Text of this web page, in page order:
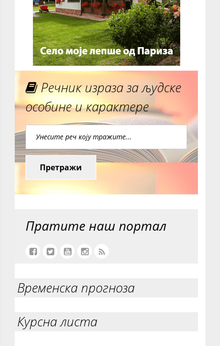
Речник израза за људске
особине и карактере
Претражи
Пратите наш портал
Временска прогноза
Курсна листа